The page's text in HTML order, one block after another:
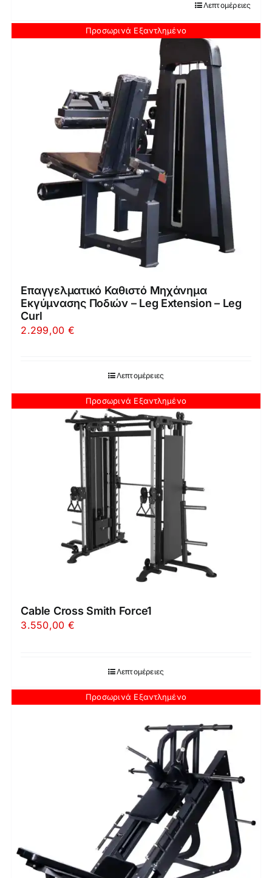
Λεπτομέρειες
Προσωρινά Εξαντλημένο
Επαγγελματικό Καθιστό Μηχάνημα
Εκγύμνασης Ποδιών – Leg Extension – Leg
Curl
2.299,00 €
Λεπτομέρειες
Προσωρινά Εξαντλημένο
Cable Cross Smith Force1
3.550,00 €
Λεπτομέρειες
Προσωρινά Εξαντλημένο